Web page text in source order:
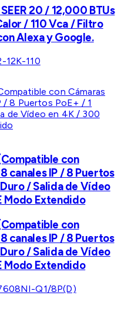
20 / 12,000 BTUs
/ 110 Vca / Filtro
Alexa y Google.
12K-110
con
canales IP / 8 Puertos
/ Salida de Vídeo
Modo Extendido
con
canales IP / 8 Puertos
/ Salida de Vídeo
Modo Extendido
Q1/8P(D)